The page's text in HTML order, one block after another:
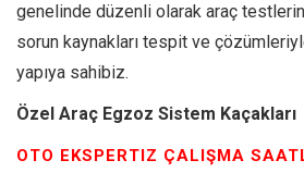
genelinde düzenli olarak araç
sorun kaynakları tespit ve
yapıya sahibiz.
Özel Araç Egzoz Sistem Kaçakları
OTO EKSPERTIZ ÇALIŞMA